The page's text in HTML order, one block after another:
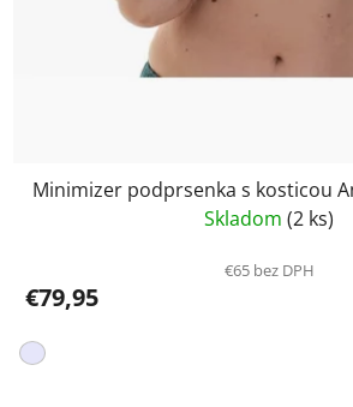
Minimizer podprsenka s kosticou
Skladom (2 ks)
€65 bez DPH
€79,95